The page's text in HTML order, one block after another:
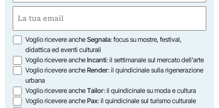
First
(Required)
Opzioni
Voglio ricevere ancheSegnala: focus su mostre, festival,
didattica ed eventi culturali
Voglio ricevere ancheIncanti: il settimanale sul mercato dell'arte
Voglio ricevere ancheRender: il quindicinale sulla rigenerazione
urbana
Voglio ricevere ancheTailor: il quindicinale su moda e cultura
Voglio ricevere anchePax: il quindicinale sul turismo culturale